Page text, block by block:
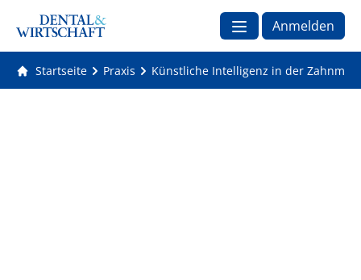
Anmelden
Startseite Praxis Künstliche Intelligenz in der